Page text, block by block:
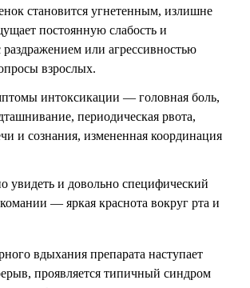
становится угнетенным, излишне
постоянную слабость и
раздражением или агрессивностью
взрослых.
интоксикации — головная боль,
периодическая рвота,
и сознания, измененная координация
увидеть и довольно специфический
— яркая краснота вокруг рта и
вдыхания препарата наступает
проявляется типичный синдром